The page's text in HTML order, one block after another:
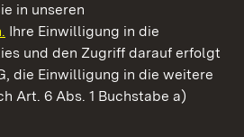
in unseren
Ihre Einwilligung in die
und den Zugriff darauf erfolgt
die Einwilligung in die weitere
Art. 6 Abs. 1 Buchstabe a)
Gärten Baden-Württemberg